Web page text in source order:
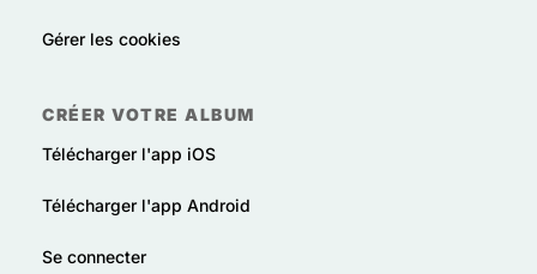
Gérer les cookies
CRÉER VOTRE ALBUM
Télécharger l'app iOS
Télécharger l'app Android
Se connecter